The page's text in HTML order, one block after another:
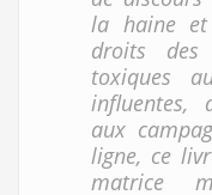
la haine et
droits des
toxiques
influentes,
aux
ligne, ce
matrice